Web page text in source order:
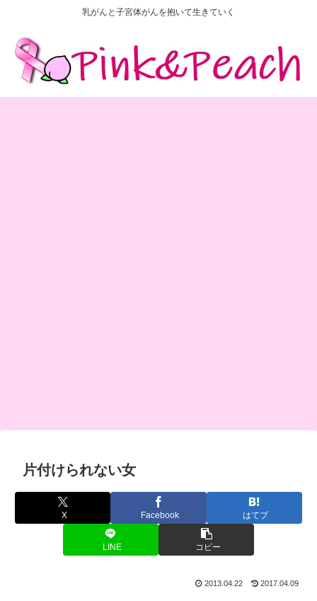
乳がんと子宮体がんを抱いて生きていく
片付けられない女
X Facebook はてブ
LINE コピー
2013.04.22 2017.04.09